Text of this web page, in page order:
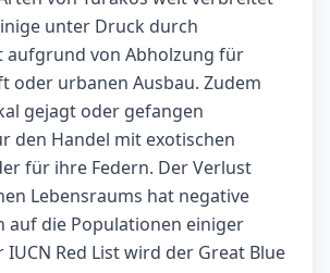
unter Druck durch
aufgrund von Abholzung für
oder urbanen Ausbau. Zudem
gejagt oder gefangen
den Handel mit exotischen
für ihre Federn. Der Verlust
Lebensraums hat negative
auf die Populationen einiger
Red List wird der Great Blue